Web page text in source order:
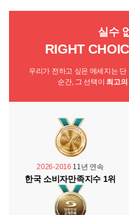
실수
RIGHT
우리가 전하고 싶은 메세지는
순간, 그 선택이 최고
2026-2016 11년 연속
한국 소비자만족지수 1위